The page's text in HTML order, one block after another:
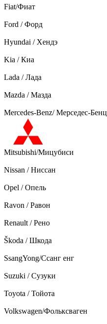
Fiat/Фиат
Ford / Форд
Hyundai / Хендэ
Kia / Киа
Lada / Лада
Mazda / Мазда
Mercedes-Benz/ Мерседес-Бенц
Mitsubishi/Мицубиси
Nissan / Ниссан
Opel / Опель
Ravon / Равон
Renault / Рено
Škoda / Шкода
SsangYong/Ссанг енг
Suzuki / Сузуки
Toyota / Тойота
Volkswagen/Фольксваген